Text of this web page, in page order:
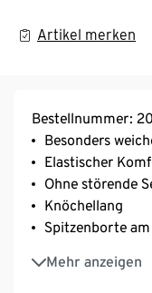
Artikel merken
Bestellnummer:
Besonders
Elastischer
Ohne störende
Knöchellang
Spitzenborte am
Mehr anzeigen
Mit Elasthan:
Tragekomfort